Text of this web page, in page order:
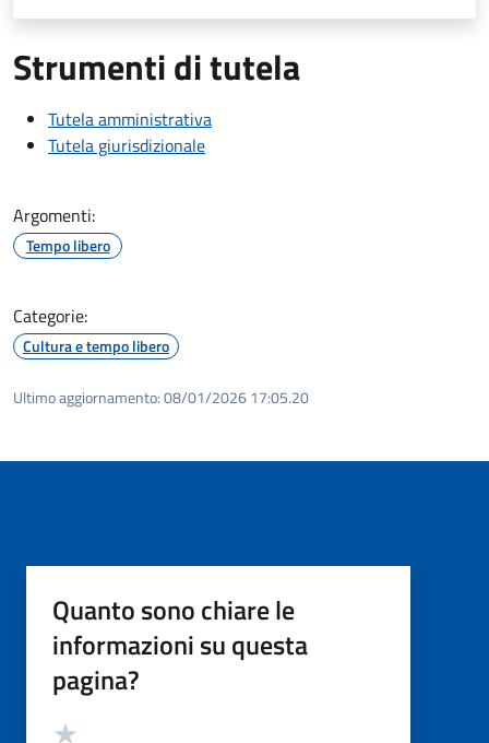
Strumenti di tutela
Tutela amministrativa
Tutela giurisdizionale
Argomenti:
Tempo libero
Categorie:
Cultura e tempo libero
Ultimo aggiornamento:08/01/2026 17:05.20
Quanto sono chiare le
informazioni su questa
pagina?
Valutazione